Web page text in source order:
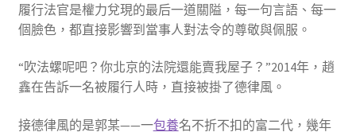
履行法官是權力兌現的最后一道關隘，每一句言語、每一
個臉色，都直接影響到當事人對法令的尊敬與佩服。
“吹法螺呢吧？你北京的法院還能賣我屋子？”2014年，趙
鑫在告訴一名被履行人時，直接被掛了德律風。
接德律風的是郭某——一包養名不折不扣的富二代，幾年